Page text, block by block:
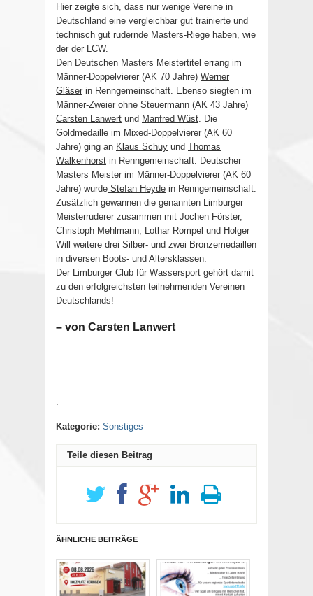
Hier zeigte sich, dass nur wenige Vereine in
Deutschland eine vergleichbar gut trainierte und
technisch gut rudernde Masters-Riege haben, wie
der der LCW.
Den Deutschen Masters Meistertitel errang im
Männer-Doppelvierer (AK 70 Jahre) Werner
Gläser in Renngemeinschaft. Ebenso siegten im
Männer-Zweier ohne Steuermann (AK 43 Jahre)
Carsten Lanwert und Manfred Wüst . Die
Goldmedaille im Mixed-Doppelvierer (AK 60
Jahre) ging an Klaus Schuy und Thomas
Walkenhorst in Renngemeinschaft. Deutscher
Masters Meister im Männer-Doppelvierer (AK 60
Jahre) wurde Stefan Heyde in Renngemeinschaft.
Zusätzlich gewannen die genannten Limburger
Meisterruderer zusammen mit Jochen Förster,
Christoph Mehlmann, Lothar Rompel und Holger
Will weitere drei Silber- und zwei Bronzemedaillen
in diversen Boots- und Altersklassen.
Der Limburger Club für Wassersport gehört damit
zu den erfolgreichsten teilnehmenden Vereinen
Deutschlands!
– von Carsten Lanwert
Kategorie: Sonstiges
Teile diesen Beitrag
ÄHNLICHE BEITRÄGE